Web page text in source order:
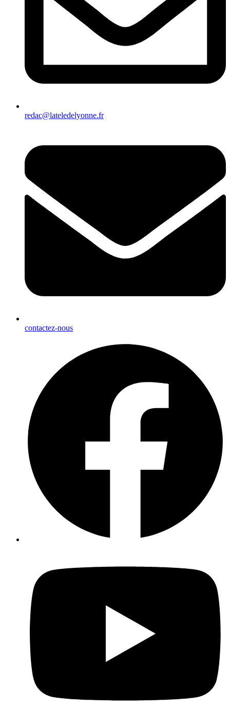
redac@lateledelyonne.fr
contactez-nous